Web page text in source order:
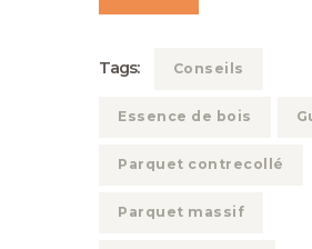
Tags: Conseils
Essence de bois
Parquet contrecollé
Parquet massif